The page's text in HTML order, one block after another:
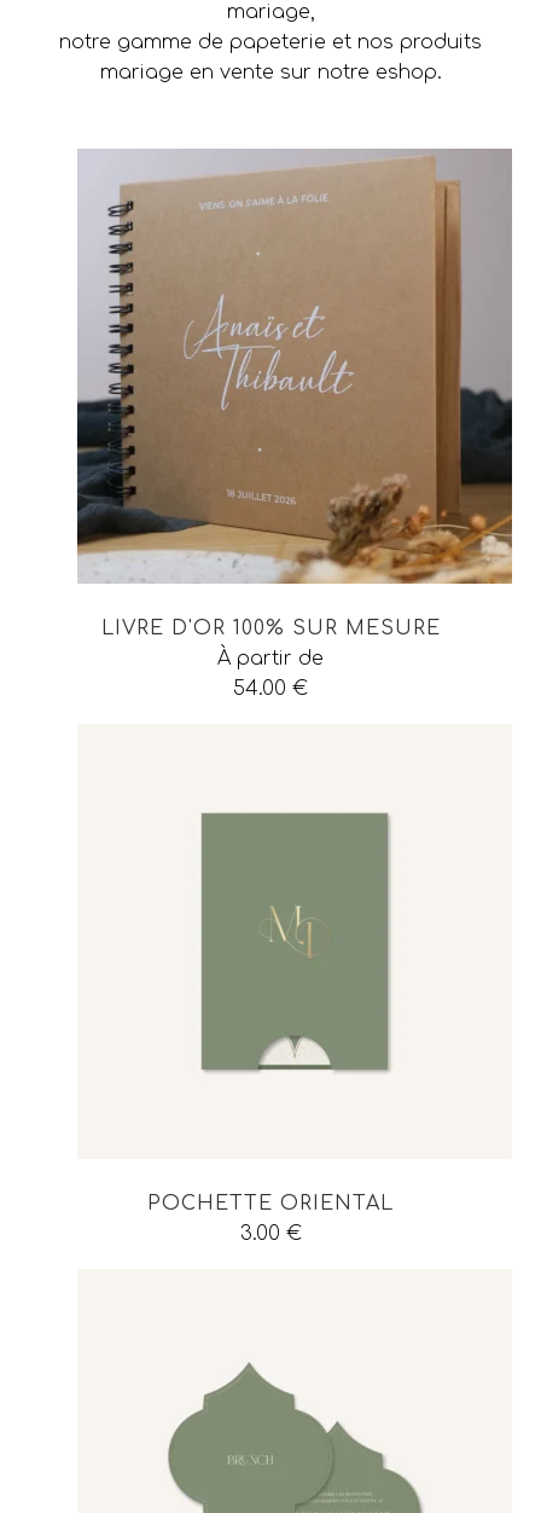
mariage,
notre gamme de papeterie et nos produits
mariage en vente sur notre eshop.
LIVRE D'OR 100% SUR MESURE
À partir de
54.00 €
POCHETTE ORIENTAL
3.00 €